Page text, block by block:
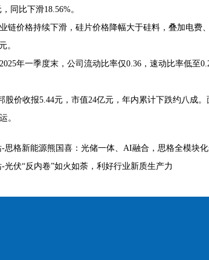
同比下滑18.56%。
链价格持续下滑，硅片价格降幅大于硅料，叠加电费
。
年一季度末，公司流动比率仅0.36，速动比率低至
股价收报5.44元，市值24亿元，年内累计下跌约八成
。
思格新能源熊国喜：光储一体、AI融合，思格全模块
光伏“反内卷”如火如荼，利好行业新质生产力